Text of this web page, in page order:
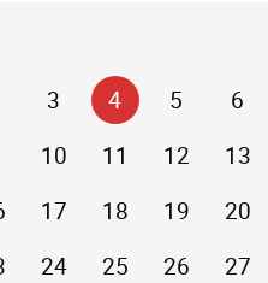
3 4 5 6
10 11 12 13
17 18 19 20
24 25 26 27